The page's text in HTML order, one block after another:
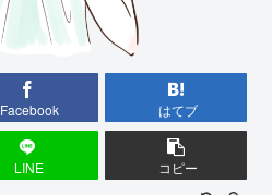
Facebook はてブ
LINE コピー